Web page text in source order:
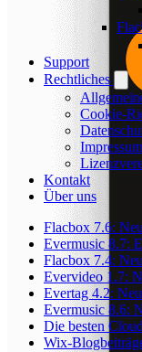
Support
Rechtliches
Cookie-
Impressum
Kontakt
Über uns
Flacbox 7.6:
Evermusic 8.7:
Flacbox 7.4:
Evervideo 1.7:
Evertag 4.2:
Evermusic 8.6:
Die besten
Wix-